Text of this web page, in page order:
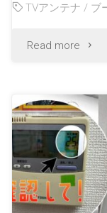
TVアンテナ / ブ
Read more